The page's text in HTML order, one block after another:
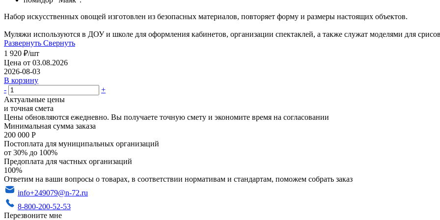
Набор искусственных овощей изготовлен из безопасных материалов, повторяет форму и размеры настоящих объектов.
Муляжи используются в ДОУ и школе для оформления кабинетов, организации спектаклей, а также служат моделями для
Развернуть Свернуть
1 920 ₽/шт
Цена от 03.08.2026
2026-08-03
В корзину
-
+
Актуальные цены
и точная смета
Цены обновляются ежедневно. Вы получаете точную смету и экономите время на согласовании
Минимальная сумма заказа
200 000 Р
Постоплата для муниципальных организаций
от 30% до 100%
Предоплата для частных организаций
100%
Ответим на ваши вопросы о товарах, в соответствии нормативам и стандартам, поможем собрать заказ
info+249079@n-72.ru
8-800-200-52-53
Перезвоните мне